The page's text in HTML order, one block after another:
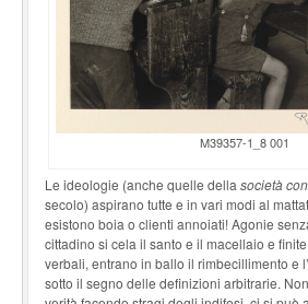
M39357-1_8 001
Le ideologie (anche quelle della società
secolo) aspirano tutte e in vari modi al
esistono boia o clienti annoiati! Agonie
cittadino si cela il santo e il macellaio e
verbali, entrano in ballo il rimbecillimento e
sotto il segno delle definizioni arbitrarie.